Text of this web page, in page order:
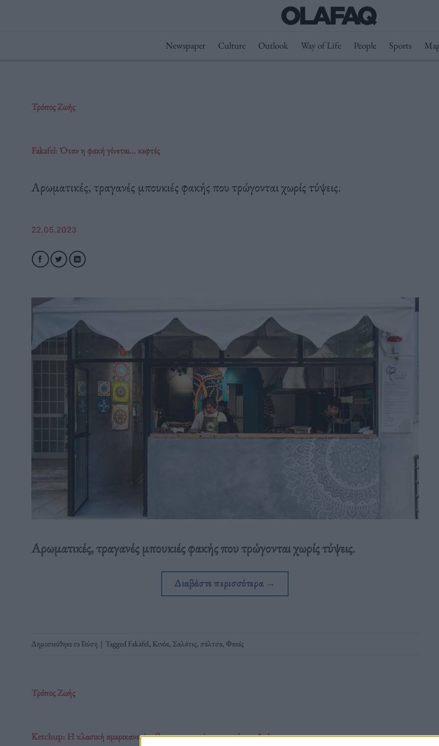
Newspaper Culture Outlook Way of Life People Sports
Τρόπος Ζωής
Fakafel: Όταν η φακή γίνεται… κεφτές
Αρωματικές, τραγανές μπουκιές φακής που τρώγονται χωρίς τύψεις.
22.05.2023
Αρωματικές, τραγανές μπουκιές φακής που τρώγονται χωρίς τύψεις.
Διαβάστε περισσότερα →
Δημοσιεύθηκε σεΓεύση | TaggedFakafel, Κινόα, Σαλάτες,σάλτσα, Φακές
Τρόπος Ζωής
Ketchup: Η κλασική αμερικανική σάλτσα που προέρχεται από την Ασία